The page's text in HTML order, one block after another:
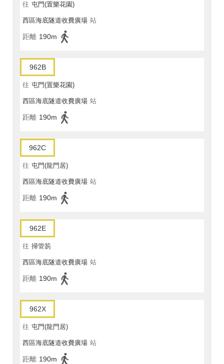
往 屯門(置樂花園)
西區海底隧道收費廣場 站
距離 190m
962B
往 屯門(置樂花園)
西區海底隧道收費廣場 站
距離 190m
962C
往 屯門(龍門居)
西區海底隧道收費廣場 站
距離 190m
962E
往 掃管笏
西區海底隧道收費廣場 站
距離 190m
962X
往 屯門(龍門居)
西區海底隧道收費廣場 站
距離 190m